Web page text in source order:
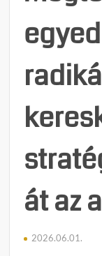
át az
2026.06.01.